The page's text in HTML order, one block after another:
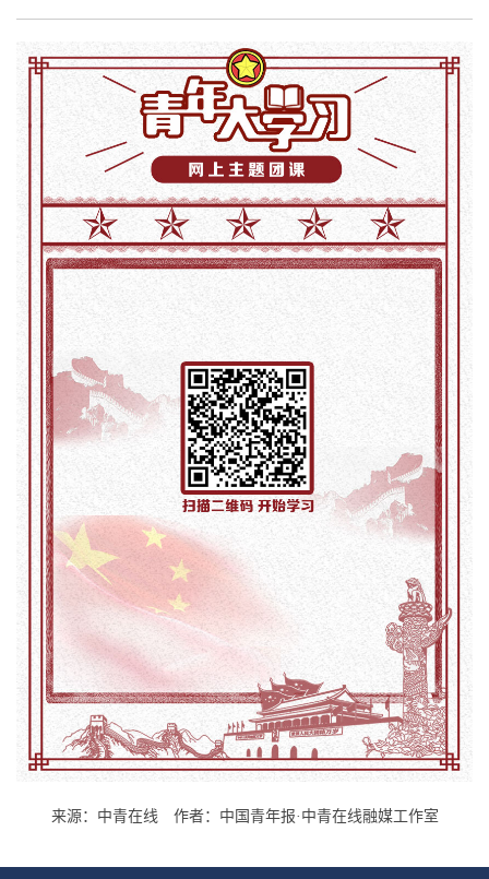
来源：中青在线 作者：中国青年报·中青在线融媒工作室